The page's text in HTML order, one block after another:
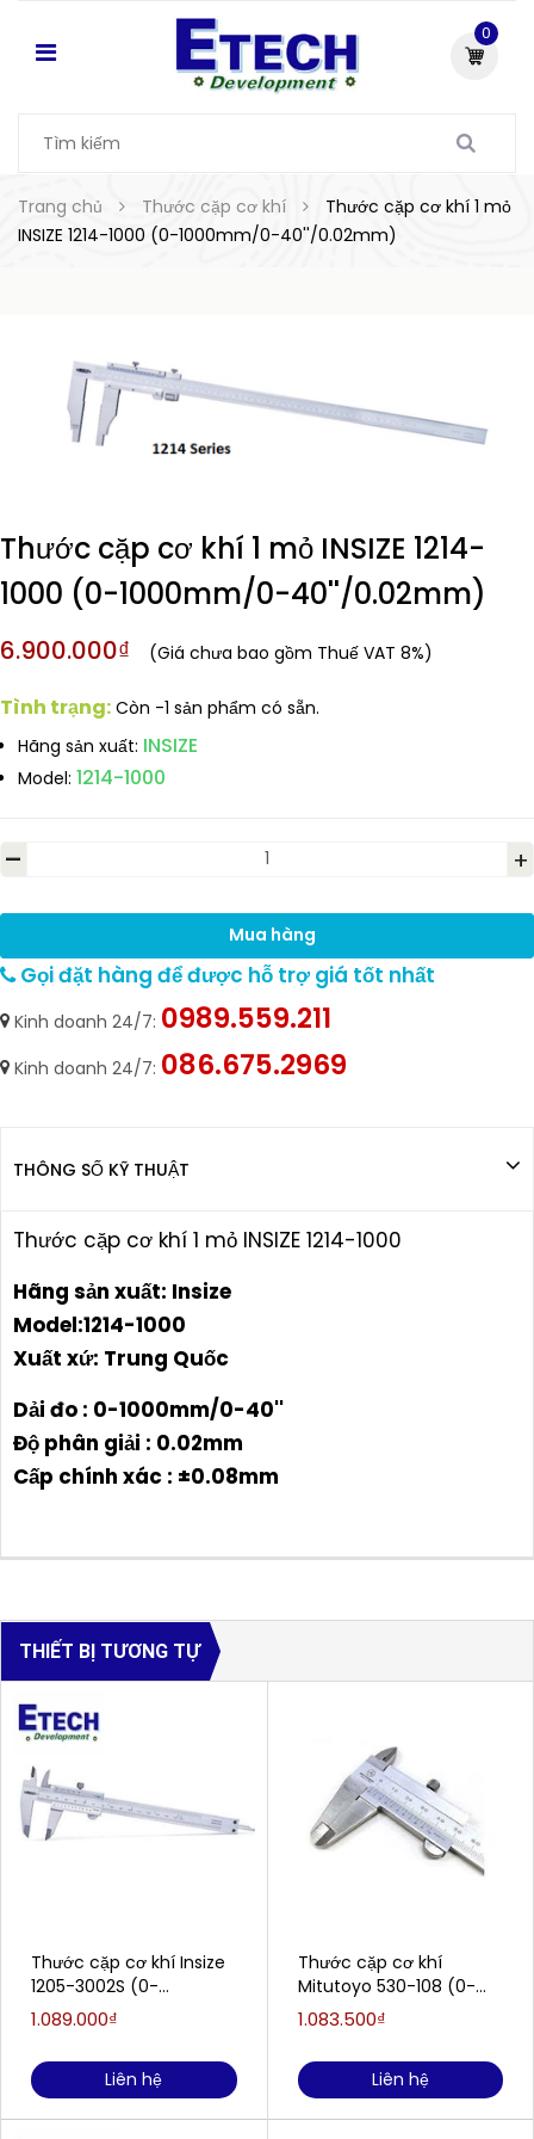
0
Trang chủ Thước cặp cơ khí
Thước cặp cơ khí 1 mỏ
INSIZE 1214-1000 (0-1000mm/0-40''/0.02mm)
Thước cặp cơ khí 1 mỏ INSIZE 1214-
1000 (0-1000mm/0-40''/0.02mm)
6.900.000₫ (Giá chưa bao gồm Thuế VAT 8%)
Tình trạng: Còn -1 sản phẩm có sẵn.
Hãng sản xuất: INSIZE
Model: 1214-1000
- +
Mua hàng
Gọi đặt hàng để được hỗ trợ giá tốt nhất
Kinh doanh 24/7: 0989.559.211
Kinh doanh 24/7: 086.675.2969
THÔNG SỐ KỸ THUẬT
Thước cặp cơ khí 1 mỏ INSIZE 1214-1000
Hãng sản xuất: Insize
Model:1214-1000
Xuất xứ: Trung Quốc
Dải đo : 0-1000mm/0-40''
Độ phân giải : 0.02mm
Cấp chính xác : ±0.08mm
THIẾT BỊ TƯƠNG TỰ
Thước cặp cơ khí Insize
1205-3002S (0-
300mm/0.02mm)
1.089.000₫
Liên hệ
Thước cặp cơ khí
Mitutoyo 530-108 (0-
200mm/0.05mm)
1.083.500₫
Liên hệ